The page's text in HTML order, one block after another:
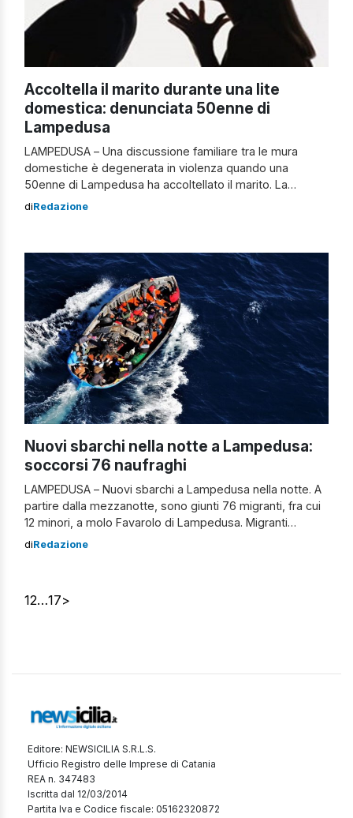
Accoltella il marito durante una lite
domestica: denunciata 50enne di
Lampedusa
LAMPEDUSA – Una discussione familiare tra le mura
domestiche è degenerata in violenza quando una
50enne di Lampedusa ha accoltellato il marito. La
dinamica dei fatti Secondo una prima ricostruzione, tra
colpito il coniuge con diversi fendenti. […]
diRedazione
Nuovi sbarchi nella notte a Lampedusa:
soccorsi 76 naufraghi
LAMPEDUSA – Nuovi sbarchi a Lampedusa nella notte. A
partire dalla mezzanotte, sono giunti 76 migranti, fra cui
12 minori, a molo Favarolo di Lampedusa. Migranti
provenienti dalla Libia Questi provengono da Egitto,
diRedazione
12…17>
Editore: NEWSICILIA S.R.L.S.
Ufficio Registro delle Imprese di Catania
REA n. 347483
Iscritta dal 12/03/2014
Partita Iva e Codice fiscale: 05162320872